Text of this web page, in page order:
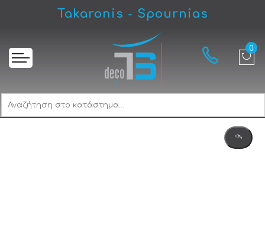
Takaronis - Spournias
Best 225 Icon Πόμολο Μεσόπορτας Sahara